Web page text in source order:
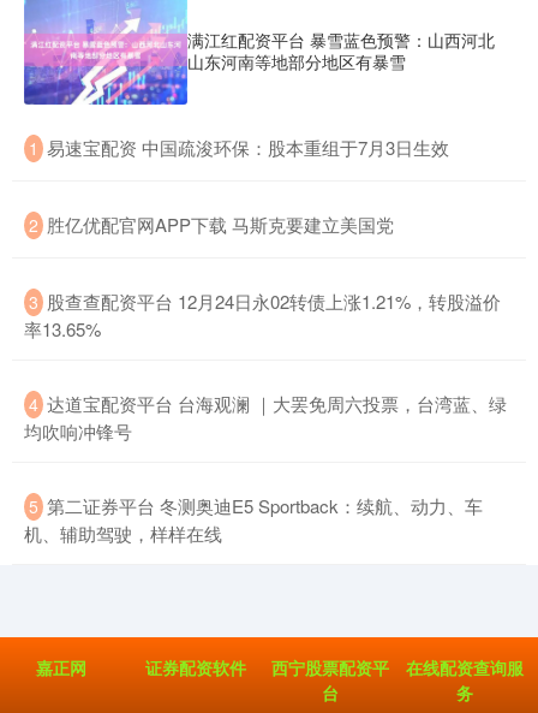
满江红配资平台 暴雪蓝色预警：山西河北
山东河南等地部分地区有暴雪
1 ​易速宝配资 中国疏浚环保：股本重组于7月3日生效
2 ​胜亿优配官网APP下载 马斯克要建立美国党
3 ​股查查配资平台 12月24日永02转债上涨1.21%，转股溢价
率13.65%
4 ​达道宝配资平台 台海观澜 ｜大罢免周六投票，台湾蓝、绿
均吹响冲锋号
5 ​第二证券平台 冬测奥迪E5 Sportback：续航、动力、车
机、辅助驾驶，样样在线
嘉正网 证券配资软件
西宁股票配资平
台
在线配资查询服
务